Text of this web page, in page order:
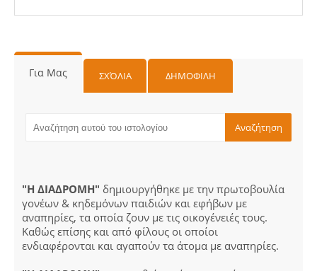
Για Μας ΣΧΌΛΙΑ ΔΗΜΟΦΙΛΗ
"Η ΔΙΑΔΡΟΜΗ" δημιουργήθηκε με την πρωτοβουλία
γονέων & κηδεμόνων παιδιών και εφήβων με
αναπηρίες, τα οποία ζουν με τις οικογένειές τους.
Καθώς επίσης και από φίλους οι οποίοι
ενδιαφέρονται και αγαπούν τα άτομα με αναπηρίες.